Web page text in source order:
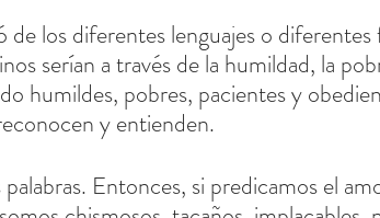
los diferentes lenguajes o
serían a través de la humildad, la
humildes, pobres, pacientes y
y entienden.
Entonces, si predicamos el